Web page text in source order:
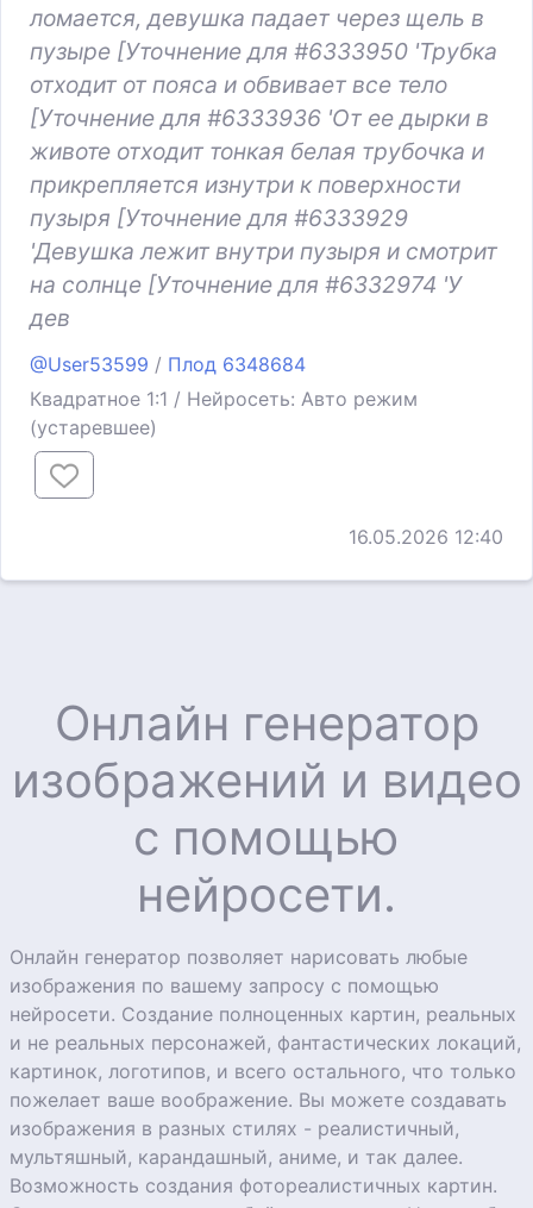
ломается, девушка падает через щель в
пузыре [Уточнение для #6333950 'Трубка
отходит от пояса и обвивает все тело
[Уточнение для #6333936 'От ее дырки в
животе отходит тонкая белая трубочка и
прикрепляется изнутри к поверхности
пузыря [Уточнение для #6333929
'Девушка лежит внутри пузыря и смотрит
на солнце [Уточнение для #6332974 'У
дев
@User53599 / Плод 6348684
Квадратное 1:1 / Нейросеть: Авто режим
(устаревшее)
16.05.2026 12:40
Онлайн генератор
изображений и видео
с помощью
нейросети.
Онлайн генератор позволяет нарисовать любые
изображения по вашему запросу с помощью
нейросети. Создание полноценных картин, реальных
и не реальных персонажей, фантастических локаций,
картинок, логотипов, и всего остального, что только
пожелает ваше воображение. Вы можете создавать
изображения в разных стилях - реалистичный,
мультяшный, карандашный, аниме, и так далее.
Возможность создания фотореалистичных картин.